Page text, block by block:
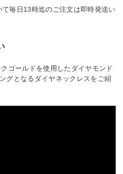
毎日13時迄のご注文は即時発送い
ゴールドを使用したダイヤモンド
グとなるダイヤネックレスをご紹